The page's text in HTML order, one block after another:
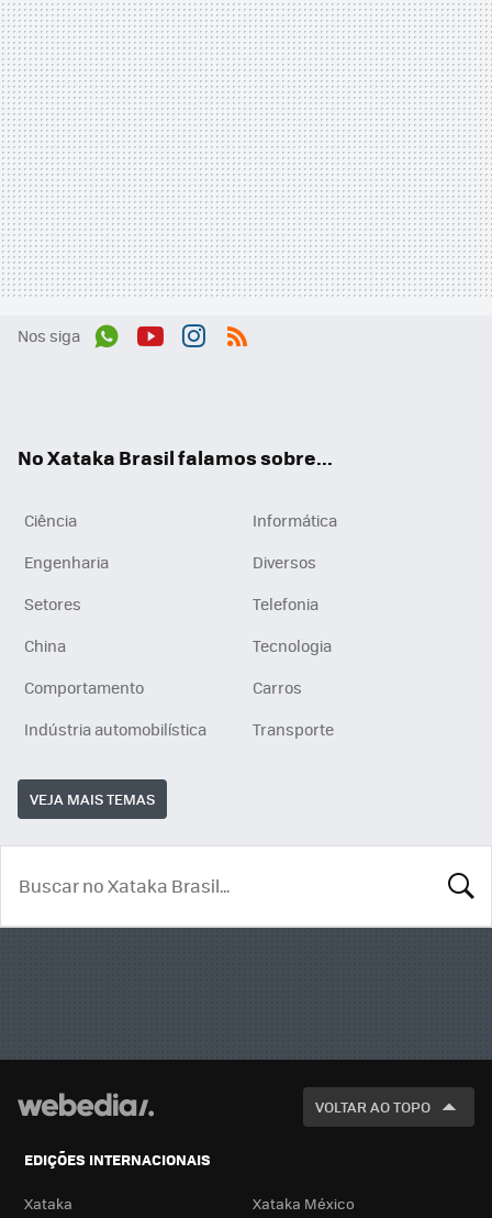
Nos siga
No Xataka Brasil falamos sobre...
Ciência
Informática
Engenharia
Diversos
Setores
Telefonia
China
Tecnologia
Comportamento
Carros
Indústria automobilística
Transporte
VEJA MAIS TEMAS
VOLTAR AO TOPO
EDIÇÕES INTERNACIONAIS
Xataka Xataka México